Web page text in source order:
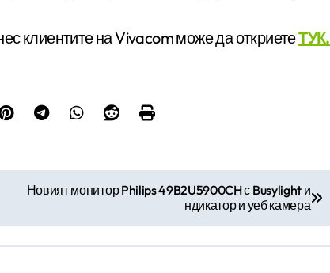
клиентите на Vivacom може да откриетеТУК.
Новият монитор Philips 49B2U5900CH с Busylight и
ндикатор и уеб камера